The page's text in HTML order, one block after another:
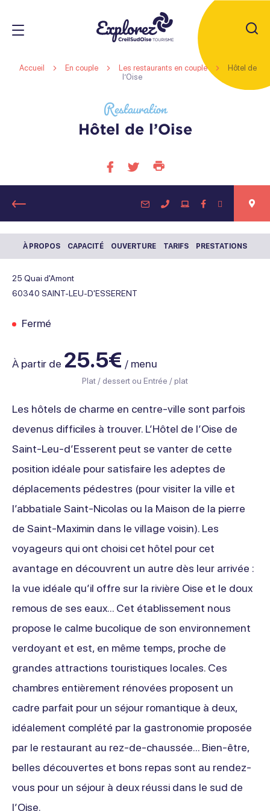
de
Creil
Sud
Accueil En couple Les restaurants en couple
Hôtel de
l’Oise
Restauration
Hôtel de l’Oise
Partager
facebook
Partager
twitter
Imprimer
page
Retour
À PROPOS CAPACITÉ OUVERTURE TARIFS PRESTATIONS
25 Quai d'Amont
60340 SAINT-LEU-D'ESSERENT
Fermé
À partir de 25.5€ / menu
Plat / dessert ou Entrée / plat
Les hôtels de charme en centre-ville sont parfois
devenus difficiles à trouver. L’Hôtel de l’Oise de
Saint-Leu-d’Esserent peut se vanter de cette
position idéale pour satisfaire les adeptes de
déplacements pédestres (pour visiter la ville et
l’abbatiale Saint-Nicolas ou la Maison de la pierre
de Saint-Maximin dans le village voisin). Les
voyageurs qui ont choisi cet hôtel pour cet
avantage en découvrent un autre dès leur arrivée :
la vue idéale qu’il offre sur la rivière Oise et le doux
remous de ses eaux… Cet établissement nous
propose le calme bucolique de son environnement
verdoyant et est, en même temps, proche de
grandes attractions touristiques locales. Ces
chambres entièrement rénovées proposent un
cadre parfait pour un séjour romantique à deux,
idéalement complété par la gastronomie proposée
par le restaurant au rez-de-chaussée… Bien-être,
belles découvertes et bons repas sont au rendez-
vous pour un séjour à deux réussi dans le sud de
l’Oise.